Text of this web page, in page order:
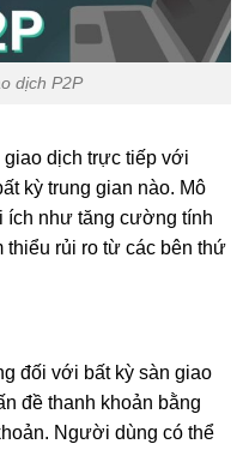
dịch P2P
dịch trực tiếp với
kỳ trung gian nào. Mô
ích như tăng cường tính
thiểu rủi ro từ các bên thứ
đối với bất kỳ sàn giao
đề thanh khoản bằng
Người dùng có thể